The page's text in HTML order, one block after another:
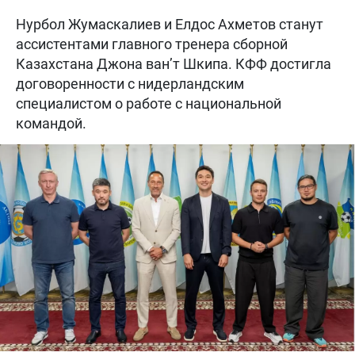
Нурбол Жумаскалиев и Елдос Ахметов станут
ассистентами главного тренера сборной
Казахстана Джона ван’т Шкипа. КФФ достигла
договоренности с нидерландским
специалистом о работе с национальной
командой.